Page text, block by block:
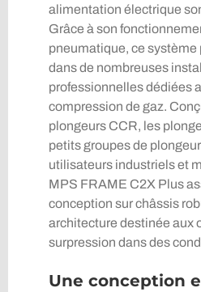
alimentation électrique
Grâce à son
pneumatique, ce système
dans de nombreuses
professionnelles dédiées
compression de gaz.
plongeurs CCR, les
petits groupes de
utilisateurs industriels et
MPS FRAME C2X Plus
conception sur châssis
architecture destinée aux
surpression dans des
Une conception